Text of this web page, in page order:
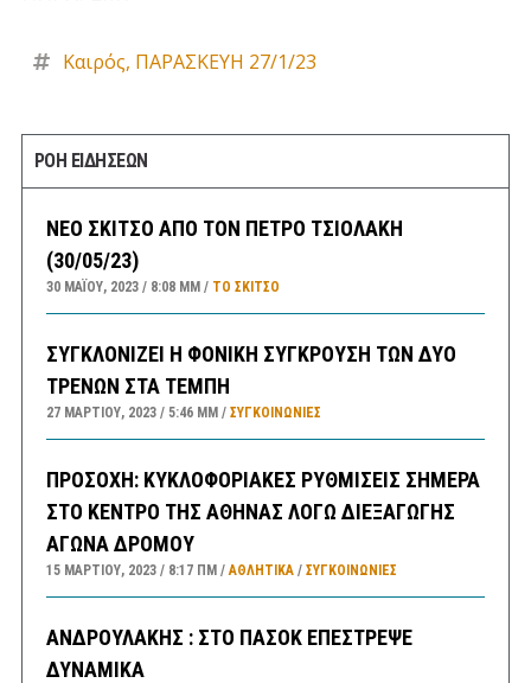
Καιρός, ΠΑΡΑΣΚΕΥΗ 27/1/23
ΡΟΗ ΕΙΔΗΣΕΩΝ
ΝΕΟ ΣΚΙΤΣΟ ΑΠΟ ΤΟΝ ΠΕΤΡΟ ΤΣΙΟΛΑΚΗ
(30/05/23)
30 ΜΑΪ́ΟΥ, 2023 8:08 ΜΜ ΤΟ ΣΚΊΤΣΟ
ΣΥΓΚΛΟΝΙΖΕΙ Η ΦΟΝΙΚΗ ΣΥΓΚΡΟΥΣΗ ΤΩΝ ΔΥΟ
ΤΡΕΝΩΝ ΣΤΑ ΤΕΜΠΗ
27 ΜΑΡΤΊΟΥ, 2023 5:46 ΜΜ ΣΥΓΚΟΙΝΩΝΊΕΣ
ΠΡΟΣΟΧΗ: ΚΥΚΛΟΦΟΡΙΑΚΕΣ ΡΥΘΜΙΣΕΙΣ ΣΗΜΕΡΑ
ΣΤΟ ΚΕΝΤΡΟ ΤΗΣ ΑΘΗΝΑΣ ΛΟΓΩ ΔΙΕΞΑΓΩΓΗΣ
ΑΓΩΝΑ ΔΡΟΜΟΥ
15 ΜΑΡΤΊΟΥ, 2023 8:17 ΠΜ ΑΘΛΗΤΙΚΑ/ ΣΥΓΚΟΙΝΩΝΊΕΣ
ΑΝΔΡΟΥΛΑΚΗΣ : ΣΤΟ ΠΑΣΟΚ ΕΠΕΣΤΡΕΨΕ
ΔΥΝΑΜΙΚΑ